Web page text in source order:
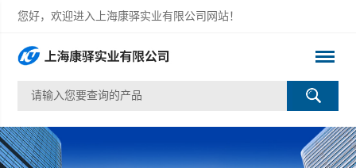
您好，欢迎进入上海康驿实业有限公司网站！